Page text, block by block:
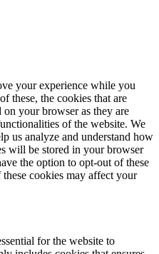
your experience while you
these, the cookies that are
on your browser as they are
of the website. We
us analyze and understand how
will be stored in your browser
the option to opt-out of these
cookies may affect your
for the website to